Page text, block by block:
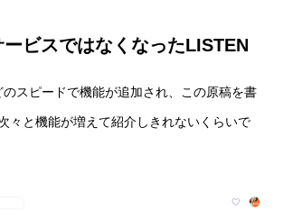
ビスではなくなったLISTEN
スピードで機能が追加され、この原稿を書
々と機能が増えて紹介しきれないくらいで